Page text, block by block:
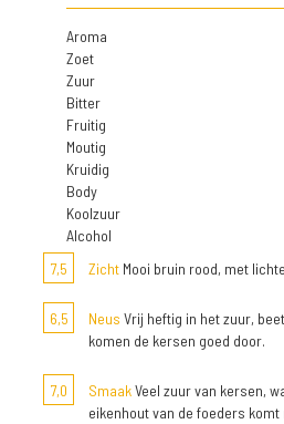
Aroma
Zoet
Zuur
Bitter
Fruitig
Moutig
Kruidig
Body
Koolzuur
Alcohol
7,5
Zicht Mooi bruin rood, met
6,5 Neus Vrij heftig in het zuur,
komen de kersen goed door.
7,0 SmaakVeel zuur van kersen,
eikenhout van de foeders komt